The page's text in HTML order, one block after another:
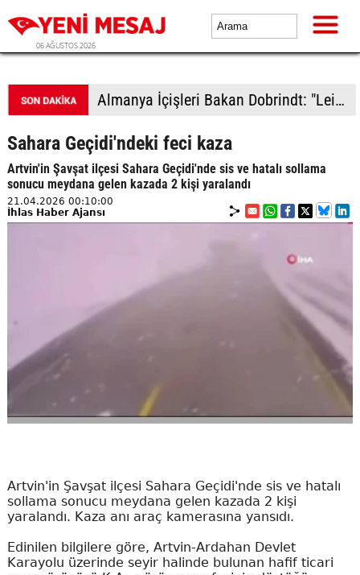
06 AĞUSTOS 2026
Almanya İçişleri Bakan Dobrindt: "Leipzig Havalimanı'ndaki İHA saldırısı girişimi amatörce taktiklere işaret etmiyor"
Sahara Geçidi'ndeki feci kaza
Artvin'in Şavşat ilçesi Sahara Geçidi'nde sis ve hatalı sollama
sonucu meydana gelen kazada 2 kişi yaralandı
21.04.2026 00:10:00
İhlas Haber Ajansı
Artvin'in Şavşat ilçesi Sahara Geçidi'nde sis ve hatalı
sollama sonucu meydana gelen kazada 2 kişi
yaralandı. Kaza anı araç kamerasına yansıdı.
Edinilen bilgilere göre, Artvin-Ardahan Devlet
Karayolu üzerinde seyir halinde bulunan hafif ticari